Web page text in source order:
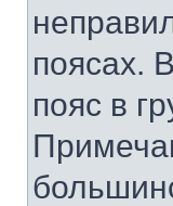
поясах.
пояс в